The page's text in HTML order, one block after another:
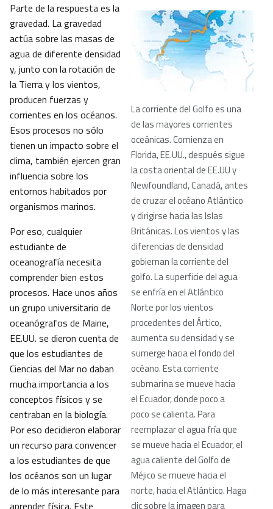
La corriente del Golfo es una
de las mayores corrientes
oceánicas. Comienza en
Florida, EE.UU., después sigue
la costa oriental de EE.UU y
Newfoundland, Canadá, antes
de cruzar el océano Atlántico
y dirigirse hacia las Islas
Británicas.Los vientos y las
diferencias de densidad
gobiernan la corriente del
golfo. La superficie del agua
se enfría en el Atlántico
Norte por los vientos
procedentes del Ártico,
aumenta su densidad y se
sumerge hacia el fondo del
océano. Esta corriente
submarina se mueve hacia
el Ecuador, donde poco a
poco se calienta. Para
reemplazar el agua fría que
se mueve hacia el Ecuador, el
agua caliente del Golfo de
Méjico se mueve hacia el
norte, hacia el Atlántico. Haga
clic sobre la imagen para
Parte de la respuesta es la
gravedad. La gravedad
actúa sobre las masas de
agua de diferente densidad
y, junto con la rotación de
la Tierra y los vientos,
producen fuerzas y
corrientes en los océanos.
Esos procesos no sólo
tienen un impacto sobre el
clima, también ejercen gran
influencia sobre los
entornos habitados por
organismos marinos.
Por eso, cualquier
estudiante de
oceanografía necesita
comprender bien estos
procesos. Hace unos años
un grupo universitario de
oceanógrafos de Maine,
EE.UU. se dieron cuenta de
que los estudiantes de
Ciencias del Mar no daban
mucha importancia a los
conceptos físicos y se
centraban en la biología.
Por eso decidieron elaborar
un recurso para convencer
a los estudiantes de que
los océanos son un lugar
de lo más interesante para
aprender física. Este